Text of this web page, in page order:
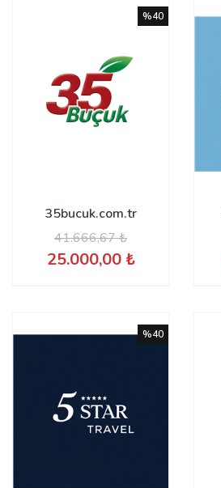
35bucuk.com.tr
41.666,67 ₺
25.000,00 ₺
%40
%40